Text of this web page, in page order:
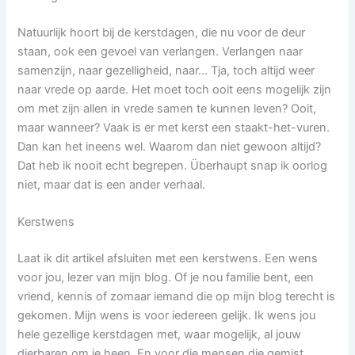
Natuurlijk hoort bij de kerstdagen, die nu voor de deur
staan, ook een gevoel van verlangen. Verlangen naar
samenzijn, naar gezelligheid, naar… Tja, toch altijd weer
naar vrede op aarde. Het moet toch ooit eens mogelijk zijn
om met zijn allen in vrede samen te kunnen leven? Ooit,
maar wanneer? Vaak is er met kerst een staakt-het-vuren.
Dan kan het ineens wel. Waarom dan niet gewoon altijd?
Dat heb ik nooit echt begrepen. Überhaupt snap ik oorlog
niet, maar dat is een ander verhaal.
Kerstwens
Laat ik dit artikel afsluiten met een kerstwens. Een wens
voor jou, lezer van mijn blog. Of je nou familie bent, een
vriend, kennis of zomaar iemand die op mijn blog terecht is
gekomen. Mijn wens is voor iedereen gelijk. Ik wens jou
hele gezellige kerstdagen met, waar mogelijk, al jouw